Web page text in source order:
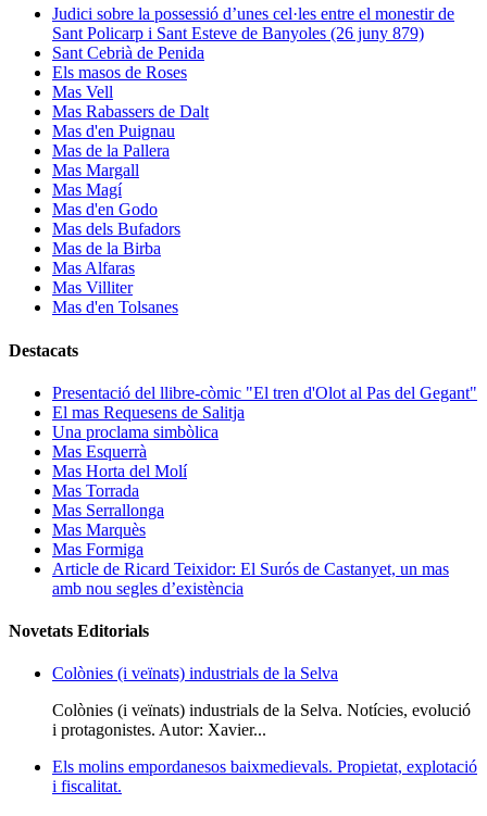
Judici sobre la possessió d’unes cel·les entre el monestir de
Sant Policarp i Sant Esteve de Banyoles (26 juny 879)
Sant Cebrià de Penida
Els masos de Roses
Mas Vell
Mas Rabassers de Dalt
Mas d'en Puignau
Mas de la Pallera
Mas Margall
Mas Magí
Mas d'en Godo
Mas dels Bufadors
Mas de la Birba
Mas Alfaras
Mas Villiter
Mas d'en Tolsanes
Destacats
Presentació del llibre-còmic "El tren d'Olot al Pas del Gegant"
El mas Requesens de Salitja
Una proclama simbòlica
Mas Esquerrà
Mas Horta del Molí
Mas Torrada
Mas Serrallonga
Mas Marquès
Mas Formiga
Article de Ricard Teixidor: El Surós de Castanyet, un mas
amb nou segles d’existència
Novetats Editorials
Colònies (i veïnats) industrials de la Selva
Colònies (i veïnats) industrials de la Selva. Notícies, evolució
i protagonistes. Autor: Xavier...
Els molins empordanesos baixmedievals. Propietat, explotació
i fiscalitat.